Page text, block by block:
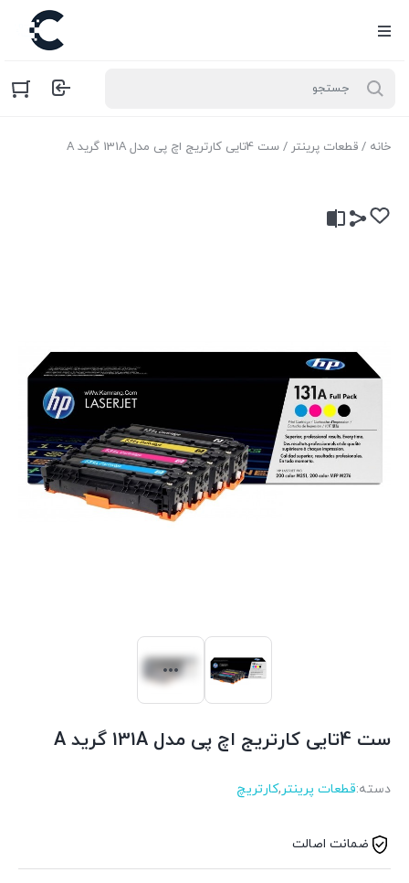
خانه / قطعات پرینتر / ست 4تایی کارتریج اچ پی مدل 131A گرید A
ست 4تایی کارتریج اچ پی مدل 131A گرید A
دسته:قطعات پرینتر,کارتریچ
ضمانت اصالت